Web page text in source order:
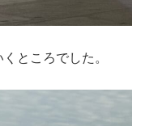
ところでした。